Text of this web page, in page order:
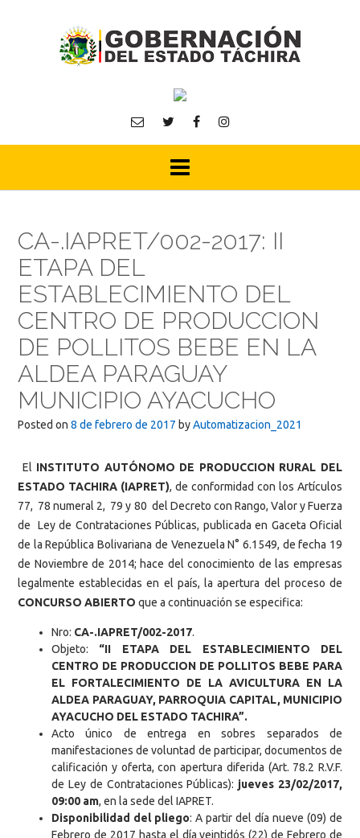
CA-.IAPRET/002-2017: II
ETAPA DEL
ESTABLECIMIENTO DEL
CENTRO DE PRODUCCION
DE POLLITOS BEBE EN LA
ALDEA PARAGUAY
MUNICIPIO AYACUCHO
Posted on 8 de febrero de 2017 byAutomatizacion_2021
El INSTITUTO AUTÓNOMO DE PRODUCCION RURAL DEL
ESTADO TACHIRA (IAPRET), de conformidad con los Artículos
77, 78 numeral 2, 79 y 80 del Decreto con Rango, Valor y Fuerza
de Ley de Contrataciones Públicas, publicada en Gaceta Oficial
de la República Bolivariana de Venezuela N° 6.1549, de fecha 19
de Noviembre de 2014; hace del conocimiento de las empresas
legalmente establecidas en el país, la apertura del proceso de
CONCURSO ABIERTO que a continuación se especifica:
Nro: CA-.IAPRET/002-2017.
Objeto: “II ETAPA DEL ESTABLECIMIENTO DEL
CENTRO DE PRODUCCION DE POLLITOS BEBE PARA
EL FORTALECIMIENTO DE LA AVICULTURA EN LA
ALDEA PARAGUAY, PARROQUIA CAPITAL, MUNICIPIO
AYACUCHO DEL ESTADO TACHIRA”.
Acto único de entrega en sobres separados de
manifestaciones de voluntad de participar, documentos de
calificación y oferta, con apertura diferida (Art. 78.2 R.V.F.
de Ley de Contrataciones Públicas): jueves 23/02/2017,
09:00 am, en la sede del IAPRET.
Disponibilidad del pliego: A partir del día nueve (09) de
Febrero de 2017 hasta el día veintidós (22) de Febrero de